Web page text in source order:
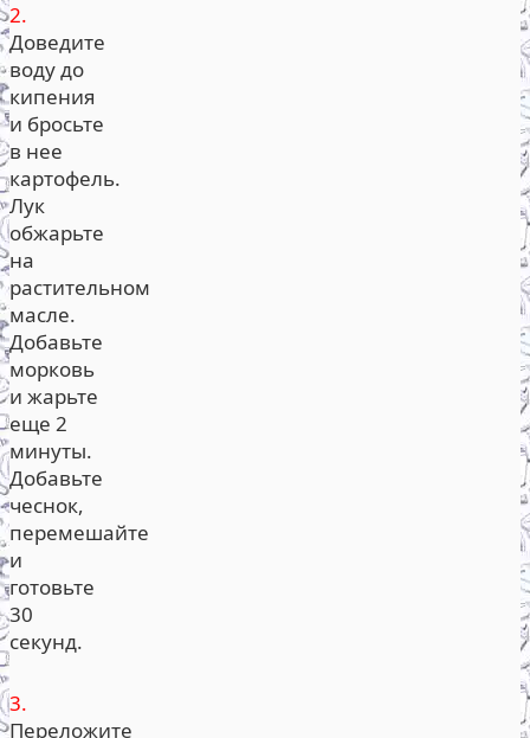
2.
Доведите
воду до
кипения
и бросьте
в нее
картофель.
Лук
обжарьте
на
растительном
масле.
Добавьте
морковь
и жарьте
еще 2
минуты.
Добавьте
чеснок,
перемешайте
и
готовьте
30
секунд.
3.
Переложите